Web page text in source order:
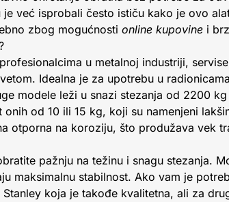
već isprobali često ističu kako je ovo
zbog mogućnosti online kupovine i
u metalnoj industriji,
Idealna je za upotrebu u
modele leži u snazi stezanja od 2200
od 10 ili 15 kg, koji su namenjeni
otporna na koroziju, što produžava vek
pažnju na težinu i snagu stezanja.
maksimalnu stabilnost. Ako vam je
koja je takođe kvalitetna, ali za